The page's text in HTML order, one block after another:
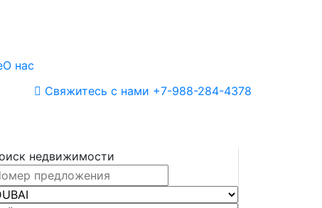
О нас
Свяжитесь с нами +7-988-284-4378
недвижимости